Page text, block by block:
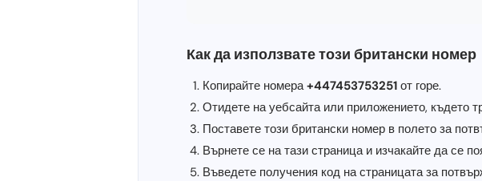
Как да използвате този британски номер
Копирайте номера+447453753251 от горе.
Отидете на уебсайта или приложението, където
Поставете този британски номер в полето за
Върнете се на тази страница и изчакайте да се
Въведете получения код на страницата за